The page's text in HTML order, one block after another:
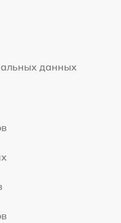
данных